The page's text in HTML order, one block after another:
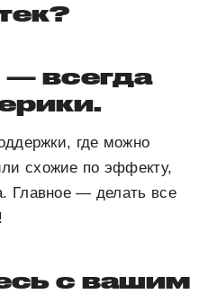
— всегда
где можно
схожие по эффекту,
Главное — делать все
с вашим